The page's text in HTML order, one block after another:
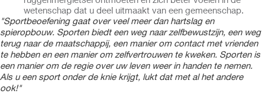
wetenschap dat u deel uitmaakt van een gemeenschap.
"Sportbeoefening gaat over veel meer dan hartslag en
spieropbouw. Sporten biedt een weg naar zelfbewustzijn, een weg
terug naar de maatschappij, een manier om contact met vrienden
te hebben en een manier om zelfvertrouwen te kweken. Sporten is
een manier om de regie over uw leven weer in handen te nemen.
Als u een sport onder de knie krijgt, lukt dat met al het andere
ook!"